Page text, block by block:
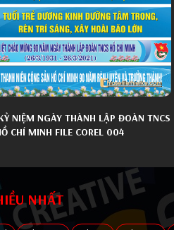
NIỆM NGÀY THÀNH LẬP ĐOÀN TNCS
CHÍ MINH FILE COREL 004
NHẤT